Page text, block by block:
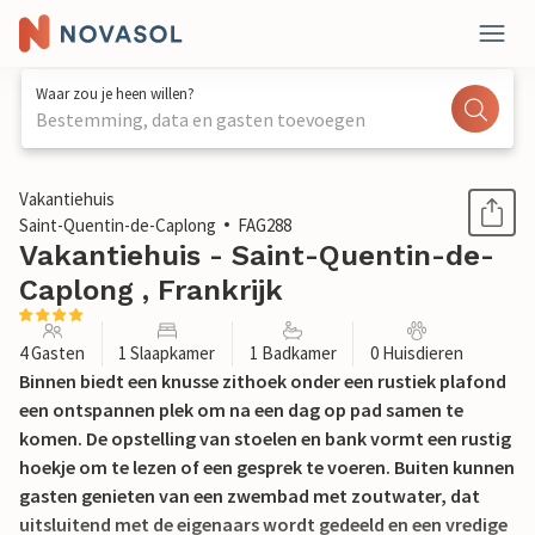
Waar zou je heen willen?
Bestemming, data en gasten toevoegen
1 / 17
Vakantiehuis
Saint-Quentin-de-Caplong
FAG288
Vakantiehuis - Saint-Quentin-de-
Caplong , Frankrijk
4 Gasten 1 Slaapkamer 1 Badkamer 0 Huisdieren
Binnen biedt een knusse zithoek onder een rustiek plafond
een ontspannen plek om na een dag op pad samen te
komen. De opstelling van stoelen en bank vormt een rustig
hoekje om te lezen of een gesprek te voeren. Buiten kunnen
gasten genieten van een zwembad met zoutwater, dat
uitsluitend met de eigenaars wordt gedeeld en een vredige